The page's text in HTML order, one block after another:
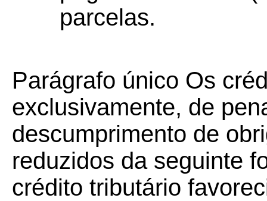
parcelas.
Parágrafo único Os
exclusivamente, de
descumprimento de
reduzidos da seguinte
crédito tributário